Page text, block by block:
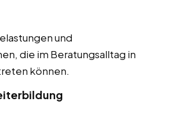
und
die im Beratungsalltag in
können.